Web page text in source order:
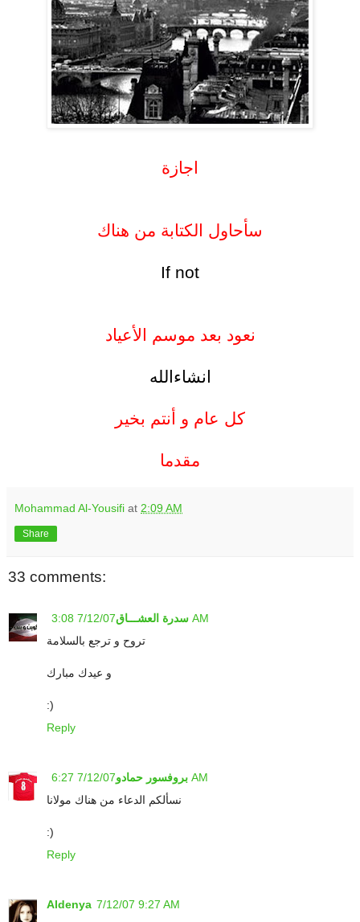
اجازة
سأحاول الكتابة من هناك
If not
نعود بعد موسم الأعياد
انشاءالله
كل عام و أنتم بخير
مقدما
Mohammad Al-Yousifi at 2:09 AM
Share
33 comments:
سدرة العشـــاق 7/12/07 3:08 AM
تروح و ترجع بالسلامة
و عيدك مبارك
:)
Reply
بروفسور حمادو 7/12/07 6:27 AM
نسألكم الدعاء من هناك مولانا
:)
Reply
Aldenya 7/12/07 9:27 AM